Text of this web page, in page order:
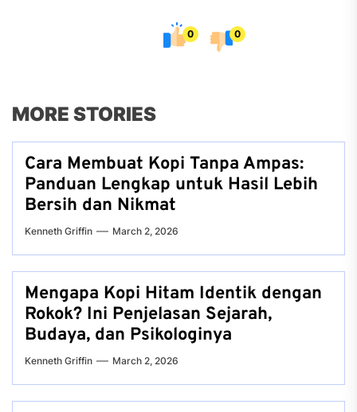
0 0
MORE STORIES
Cara Membuat Kopi Tanpa Ampas:
Panduan Lengkap untuk Hasil Lebih
Bersih dan Nikmat
Kenneth Griffin March 2, 2026
Mengapa Kopi Hitam Identik dengan
Rokok? Ini Penjelasan Sejarah,
Budaya, dan Psikologinya
Kenneth Griffin March 2, 2026